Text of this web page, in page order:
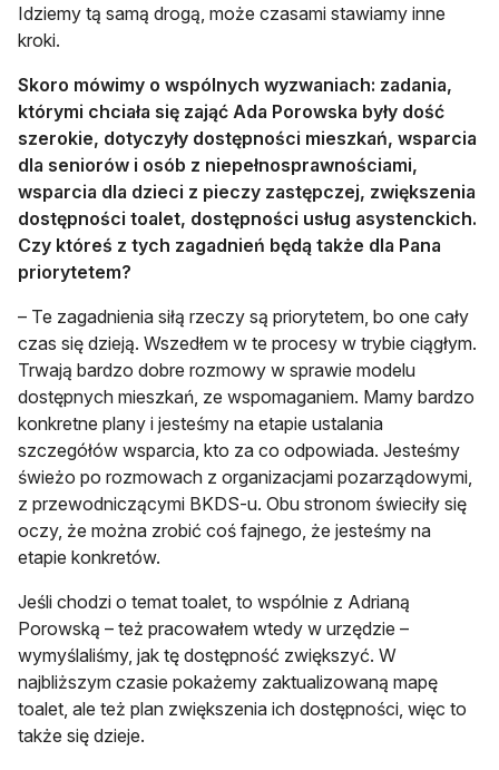
Idziemy tą samą drogą, może czasami stawiamy inne
kroki.
Skoro mówimy o wspólnych wyzwaniach: zadania,
którymi chciała się zająć Ada Porowska były dość
szerokie, dotyczyły dostępności mieszkań, wsparcia
dla seniorów i osób z niepełnosprawnościami,
wsparcia dla dzieci z pieczy zastępczej, zwiększenia
dostępności toalet, dostępności usług asystenckich.
Czy któreś z tych zagadnień będą także dla Pana
priorytetem?
– Te zagadnienia siłą rzeczy są priorytetem, bo one cały
czas się dzieją. Wszedłem w te procesy w trybie ciągłym.
Trwają bardzo dobre rozmowy w sprawie modelu
dostępnych mieszkań, ze wspomaganiem. Mamy bardzo
konkretne plany i jesteśmy na etapie ustalania
szczegółów wsparcia, kto za co odpowiada. Jesteśmy
świeżo po rozmowach z organizacjami pozarządowymi,
z przewodniczącymi BKDS-u. Obu stronom świeciły się
oczy, że można zrobić coś fajnego, że jesteśmy na
etapie konkretów.
Jeśli chodzi o temat toalet, to wspólnie z Adrianą
Porowską – też pracowałem wtedy w urzędzie –
wymyślaliśmy, jak tę dostępność zwiększyć. W
najbliższym czasie pokażemy zaktualizowaną mapę
toalet, ale też plan zwiększenia ich dostępności, więc to
także się dzieje.